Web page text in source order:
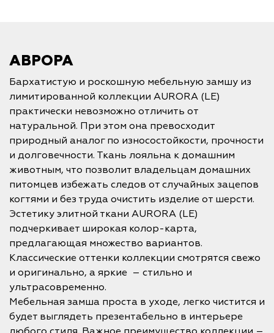
АВРОРА
Бархатистую и роскошную мебельную замшу из
лимитированной коллекции AURORA (LE)
практически невозможно отличить от
натуральной. При этом она превосходит
природный аналог по износостойкости, прочности
и долговечности. Ткань лояльна к домашним
животным, что позволит владельцам домашних
питомцев избежать следов от случайных зацепов
когтями и без труда очистить изделие от шерсти.
Эстетику элитной ткани AURORA (LE)
подчеркивает широкая колор-карта,
предлагающая множество вариантов.
Классические оттенки коллекции смотрятся свежо
и оригинально, а яркие – стильно и
ультрасовременно.
Мебельная замша проста в уходе, легко чистится и
будет выглядеть презентабельно в интерьере